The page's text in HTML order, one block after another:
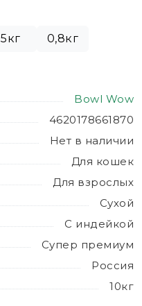
5кг 0,8кг
Bowl Wow
4620178661870
Нет в наличии
Для кошек
Для взрослых
Сухой
С индейкой
Супер премиум
Россия
10кг